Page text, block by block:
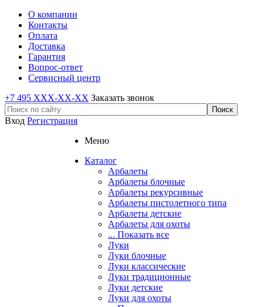
О компании
Контакты
Оплата
Доставка
Гарантия
Вопрос-ответ
Сервисный центр
+7 495 XXX-XX-XX Заказать звонок
Вход Регистрация
Меню
Каталог
Арбалеты
Арбалеты блочные
Арбалеты рекурсивные
Арбалеты пистолетного типа
Арбалеты детские
Арбалеты для охоты
... Показать все
Луки
Луки блочные
Луки классические
Луки традиционные
Луки детские
Луки для охоты